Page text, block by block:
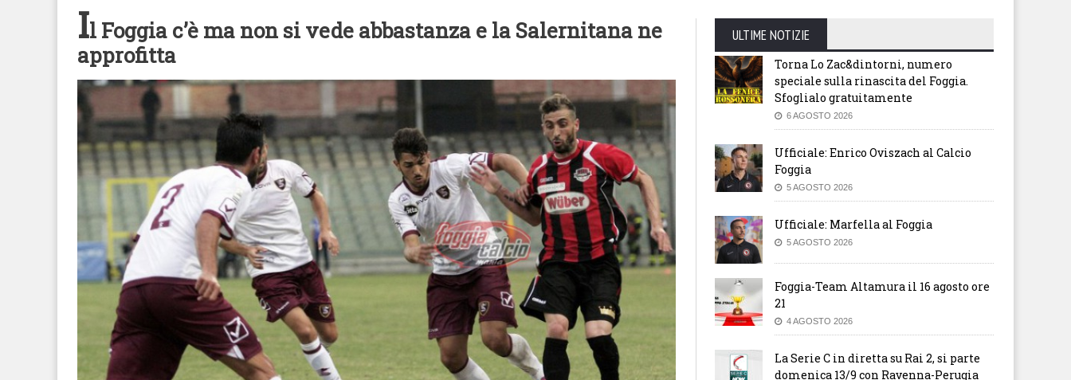
Il Foggia c’è ma non si vede abbastanza e la Salernitana ne
approfitta
ULTIME NOTIZIE
Torna Lo Zac&dintorni, numero
speciale sulla rinascita del Foggia.
Sfoglialo gratuitamente
6 AGOSTO 2026
Ufficiale: Enrico Oviszach al Calcio
Foggia
5 AGOSTO 2026
Ufficiale: Marfella al Foggia
5 AGOSTO 2026
Foggia-Team Altamura il 16 agosto ore
21
4 AGOSTO 2026
La Serie C in diretta su Rai 2, si parte
domenica 13/9 con Ravenna-Perugia